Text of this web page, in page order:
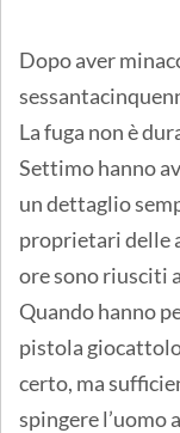
Dopo aver
La fuga non è
Settimo hanno
un dettaglio
proprietari delle
ore sono riusciti
Quando hanno
pistola giocattolo
certo, ma
spingere l’uomo